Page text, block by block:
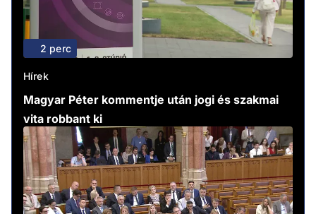
2 perc
Hírek
Magyar Péter kommentje után jogi és szakmai
vita robbant ki